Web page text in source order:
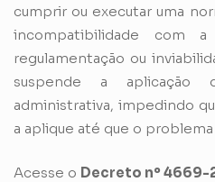
cumprir ou executar uma
incompatibilidade com
regulamentação ou
suspende a aplicação
administrativa, impedindo
a aplique até que o
Acesse o Decreto nº 4669-